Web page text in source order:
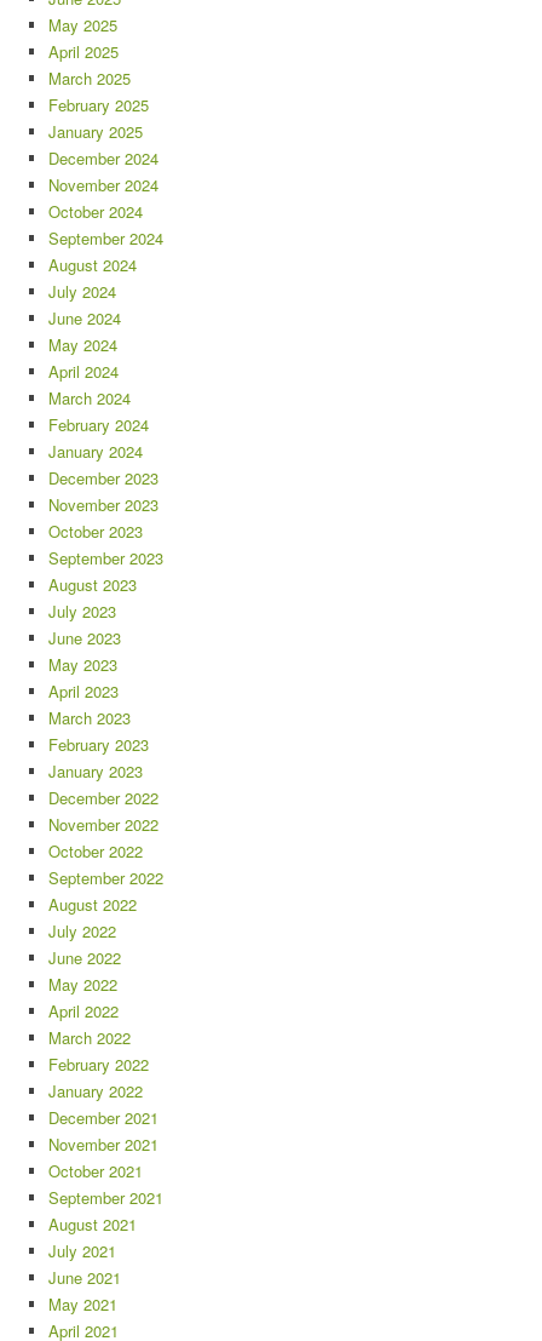
May 2025
April 2025
March 2025
February 2025
January 2025
December 2024
November 2024
October 2024
September 2024
August 2024
July 2024
June 2024
May 2024
April 2024
March 2024
February 2024
January 2024
December 2023
November 2023
October 2023
September 2023
August 2023
July 2023
June 2023
May 2023
April 2023
March 2023
February 2023
January 2023
December 2022
November 2022
October 2022
September 2022
August 2022
July 2022
June 2022
May 2022
April 2022
March 2022
February 2022
January 2022
December 2021
November 2021
October 2021
September 2021
August 2021
July 2021
June 2021
May 2021
April 2021